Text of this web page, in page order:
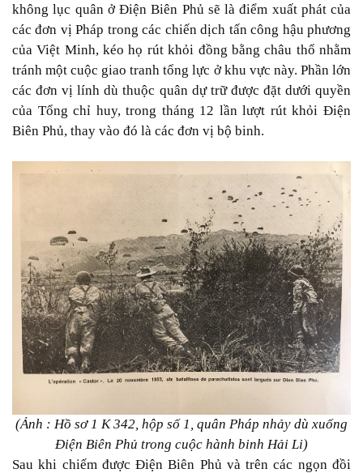
không lục quân ở Điện Biên Phủ sẽ là điểm xuất phát của
các đơn vị Pháp trong các chiến dịch tấn công hậu phương
của Việt Minh, kéo họ rút khỏi đồng bằng châu thổ nhằm
tránh một cuộc giao tranh tổng lực ở khu vực này. Phần lớn
các đơn vị lính dù thuộc quân dự trữ được đặt dưới quyền
của Tổng chỉ huy, trong tháng 12 lần lượt rút khỏi Điện
Biên Phủ, thay vào đó là các đơn vị bộ binh.
(Ảnh : Hồ sơ 1 K 342, hộp số 1, quân Pháp nhảy dù xuống
Điện Biên Phủ trong cuộc hành binh Hải Li)
Sau khi chiếm được Điện Biên Phủ và trên các ngọn đồi